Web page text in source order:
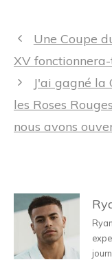
Navigation
des
Une Coupe
XV
J'ai gagné la
les Roses
nous avons